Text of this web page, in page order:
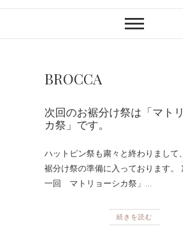
束の舎 | つ
ゃ
BROCCA
次回のお裾分け祭は「マト
カ祭」です。
ハットピン祭も粛々と終わりまして、次回のお
裾分け祭の準備に入っております。
一回 マトリョーシカ祭」…
続きを読む